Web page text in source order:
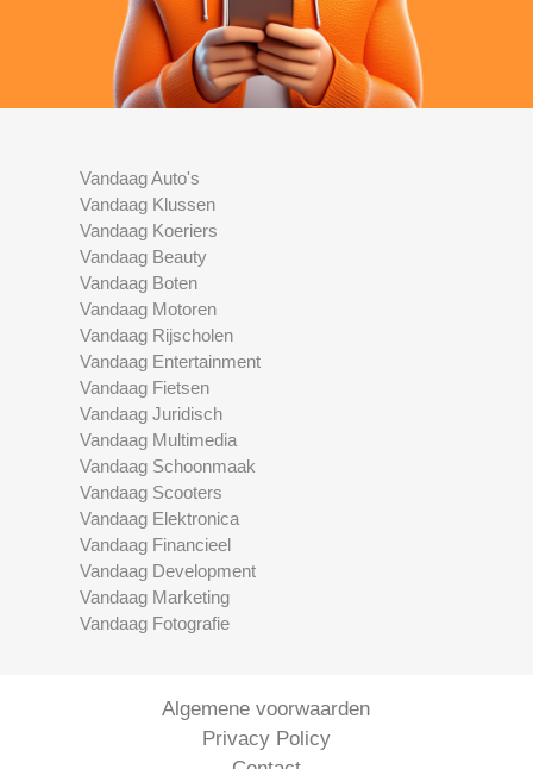
Vandaag Auto's
Vandaag Klussen
Vandaag Koeriers
Vandaag Beauty
Vandaag Boten
Vandaag Motoren
Vandaag Rijscholen
Vandaag Entertainment
Vandaag Fietsen
Vandaag Juridisch
Vandaag Multimedia
Vandaag Schoonmaak
Vandaag Scooters
Vandaag Elektronica
Vandaag Financieel
Vandaag Development
Vandaag Marketing
Vandaag Fotografie
Algemene voorwaarden
Privacy Policy